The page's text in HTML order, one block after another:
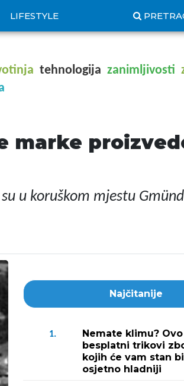
LIFESTYLE
tehnologija zanimljivosti
marke
u koruškom mjestu
Najčitanije
1.
Nemate klimu? Ovo
besplatni trikovi
kojih će vam stan
osjetno hladniji